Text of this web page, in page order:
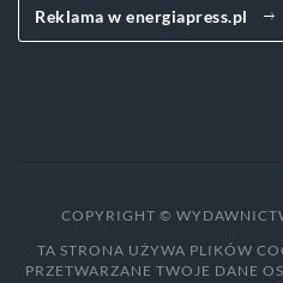
Reklama w energiapress.pl
COPYRIGHT ©
TA STRONA UŻYWA PLIKÓW
PRZETWARZANE TWOJE DANE